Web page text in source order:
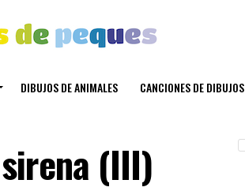
DIBUJOS DE ANIMALES CANCIONES DE DIBUJOS
(III)